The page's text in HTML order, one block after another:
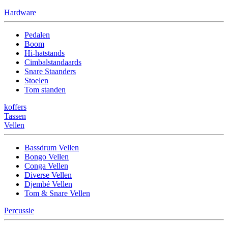
Hardware
Pedalen
Boom
Hi-hatstands
Cimbalstandaards
Snare Staanders
Stoelen
Tom standen
koffers
Tassen
Vellen
Bassdrum Vellen
Bongo Vellen
Conga Vellen
Diverse Vellen
Djembé Vellen
Tom & Snare Vellen
Percussie